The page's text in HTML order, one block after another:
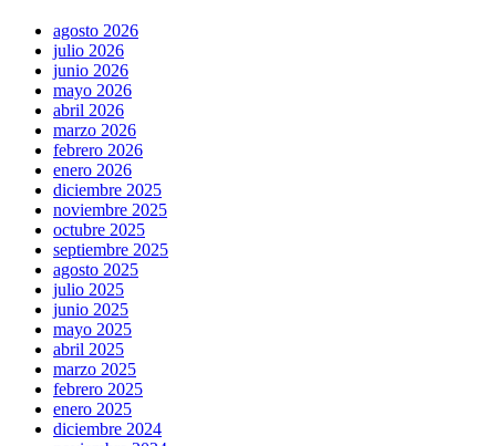
agosto 2026
julio 2026
junio 2026
mayo 2026
abril 2026
marzo 2026
febrero 2026
enero 2026
diciembre 2025
noviembre 2025
octubre 2025
septiembre 2025
agosto 2025
julio 2025
junio 2025
mayo 2025
abril 2025
marzo 2025
febrero 2025
enero 2025
diciembre 2024